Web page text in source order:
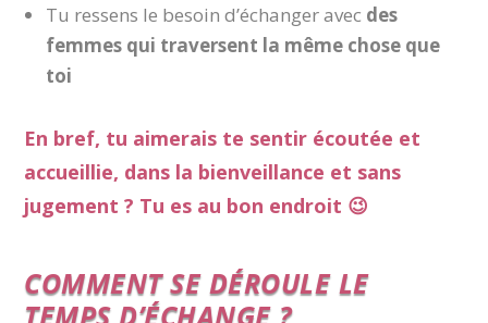
Tu ressens le besoin d’échanger avec des
femmes qui traversent la même chose que
toi
En bref, tu aimerais te sentir écoutée et
accueillie, dans la bienveillance et sans
jugement ? Tu es au bon endroit 😉
COMMENT SE DÉROULE LE